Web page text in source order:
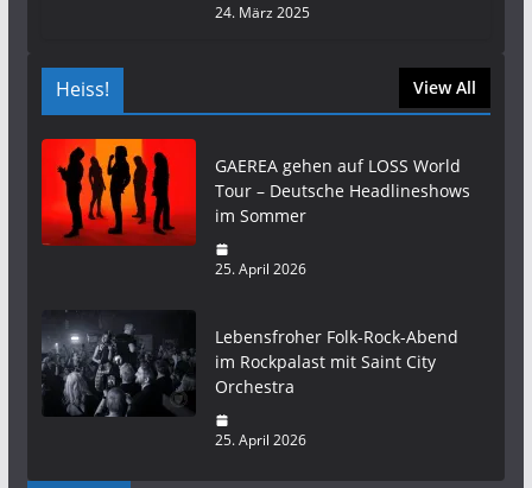
24. März 2025
Heiss! View All
GAEREA gehen auf LOSS World
Tour – Deutsche Headlineshows
im Sommer
25. April 2026
Lebensfroher Folk-Rock-Abend
im Rockpalast mit Saint City
Orchestra
25. April 2026